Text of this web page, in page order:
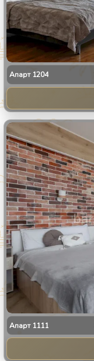
Апарт 1204
Апарт 1111